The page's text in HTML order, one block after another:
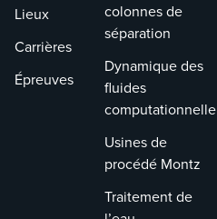
Lieux
Carrières
Épreuves
colonnes de
séparation
Dynamique des
fluides
computationnelle
Usines de
procédé Montz
Traitement de